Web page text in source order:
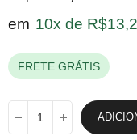
em 10x de
FRETE GRÁTIS